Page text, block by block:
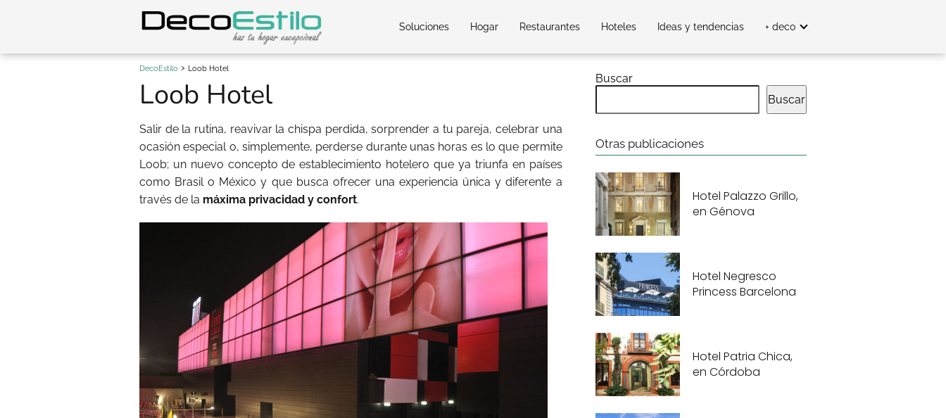
Soluciones Hogar Restaurantes Hoteles Ideas y tendencias + deco
DecoEstilo Loob Hotel
Loob Hotel
Salir de la rutina, reavivar la chispa perdida, sorprender a tu pareja, celebrar una
ocasión especial o, simplemente, perderse durante unas horas es lo que permite
Loob; un nuevo concepto de establecimiento hotelero que ya triunfa en países
como Brasil o México y que busca ofrecer una experiencia única y diferente a
través de la máxima privacidad y confort.
Buscar
Buscar
Otras publicaciones
Hotel Palazzo Grillo,
en Génova
Hotel Negresco
Princess Barcelona
Hotel Patria Chica,
en Córdoba